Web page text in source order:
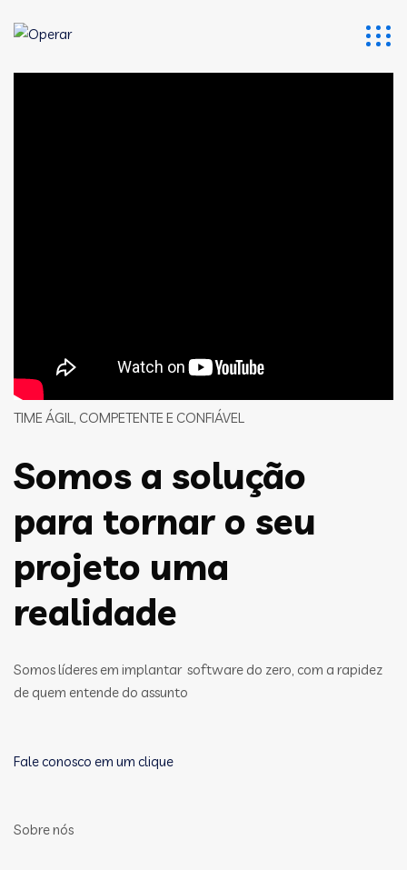
TIME ÁGIL, COMPETENTE E CONFIÁVEL
Somos a solução
para tornar o seu
projeto uma
realidade
Somos líderes em implantar software do zero, com a rapidez
de quem entende do assunto
Fale conosco em um clique
Sobre nós